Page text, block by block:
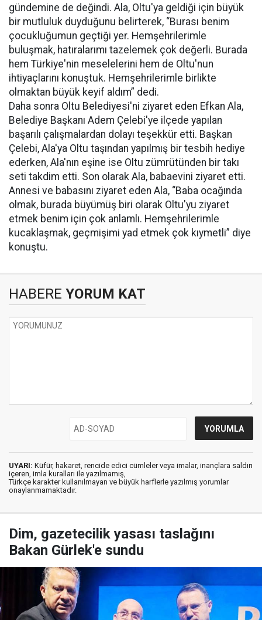
gündemine de değindi. Ala, Oltu'ya geldiği için büyük
bir mutluluk duyduğunu belirterek, “Burası benim
çocukluğumun geçtiği yer. Hemşehrilerimle
buluşmak, hatıralarımı tazelemek çok değerli. Burada
hem Türkiye'nin meselelerini hem de Oltu'nun
ihtiyaçlarını konuştuk. Hemşehrilerimle birlikte
olmaktan büyük keyif aldım” dedi.
Daha sonra Oltu Belediyesi'ni ziyaret eden Efkan Ala,
Belediye Başkanı Adem Çelebi'ye ilçede yapılan
başarılı çalışmalardan dolayı teşekkür etti. Başkan
Çelebi, Ala'ya Oltu taşından yapılmış bir tesbih hediye
ederken, Ala'nın eşine ise Oltu zümrütünden bir takı
seti takdim etti. Son olarak Ala, babaevini ziyaret etti.
Annesi ve babasını ziyaret eden Ala, “Baba ocağında
olmak, burada büyümüş biri olarak Oltu'yu ziyaret
etmek benim için çok anlamlı. Hemşehrilerimle
kucaklaşmak, geçmişimi yad etmek çok kıymetli” diye
konuştu.
HABERE YORUM KAT
UYARI: Küfür, hakaret, rencide edici cümleler veya imalar, inançlara saldırı
içeren, imla kuralları ile yazılmamış,
Türkçe karakter kullanılmayan ve büyük harflerle yazılmış yorumlar
onaylanmamaktadır.
Dim, gazetecilik yasası taslağını
Bakan Gürlek'e sundu